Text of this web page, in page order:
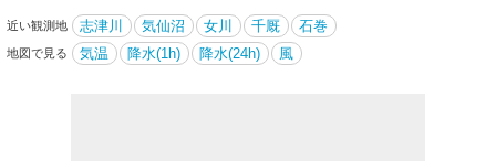
近い観測地 志津川 気仙沼 女川 千厩 石巻
地図で見る 気温 降水(1h) 降水(24h) 風